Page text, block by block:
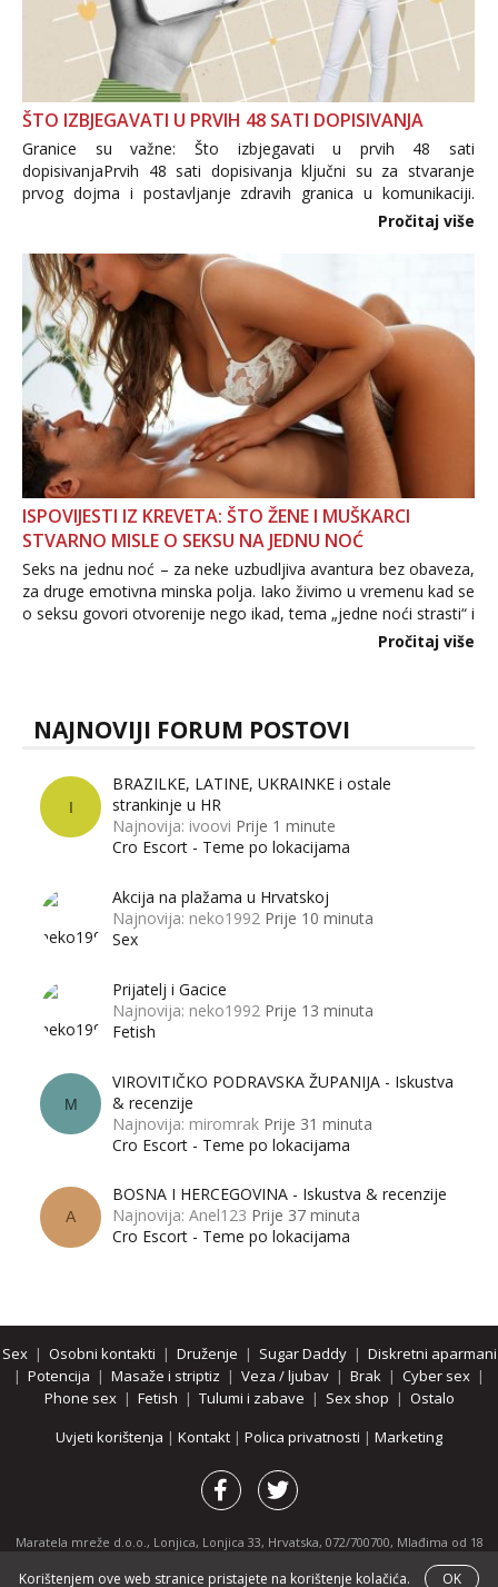
ŠTO IZBJEGAVATI U PRVIH 48 SATI DOPISIVANJA
Granice su važne: Što izbjegavati u prvih 48 sati
dopisivanjaPrvih 48 sati dopisivanja ključni su za stvaranje
prvog dojma i postavljanje zdravih granica u komunikaciji.
Važno je izbjeći prebrzo otkrivanje osobnih ili intimnih
informacija, jer nepoznata osoba još nije zaslužila to
povjerenje. Takođe...
Pročitaj više
ISPOVIJESTI IZ KREVETA: ŠTO ŽENE I MUŠKARCI
STVARNO MISLE O SEKSU NA JEDNU NOĆ
Seks na jednu noć – za neke uzbudljiva avantura bez obaveza,
za druge emotivna minska polja. Iako živimo u vremenu kad se
o seksu govori otvorenije nego ikad, tema „jedne noći strasti“ i
dalje izaziva burne rasprave. Što zapravo misle žene, a što
Pročitaj više
NAJNOVIJI FORUM POSTOVI
I
BRAZILKE, LATINE, UKRAINKE i ostale
strankinje u HR
Najnovija: ivoovi Prije 1 minute
Cro Escort - Teme po lokacijama
Akcija na plažama u Hrvatskoj
Najnovija: neko1992 Prije 10 minuta
Sex
Prijatelj i Gacice
Najnovija: neko1992 Prije 13 minuta
Fetish
M
VIROVITIČKO PODRAVSKA ŽUPANIJA - Iskustva
& recenzije
Najnovija: miromrak Prije 31 minuta
Cro Escort - Teme po lokacijama
A
BOSNA I HERCEGOVINA - Iskustva & recenzije
Najnovija: Anel123 Prije 37 minuta
Cro Escort - Teme po lokacijama
Sex| Osobni kontakti | Druženje | Sugar Daddy| Diskretni aparmani
| Potencija | Masaže i striptiz | Veza / ljubav | Brak | Cyber sex |
Phone sex| Fetish | Tulumi i zabave | Sex shop | Ostalo
Uvjeti korištenja | Kontakt | Polica privatnosti | Marketing
Maratela mreže d.o.o., Lonjica, Lonjica 33, Hrvatska, 072/700700, Mlađima od 18
Partnerski portali:osobnikontakti.com|hotline.hr|ThePornDude.com
Korištenjem ove web stranice pristajete na korištenje kolačića. OK